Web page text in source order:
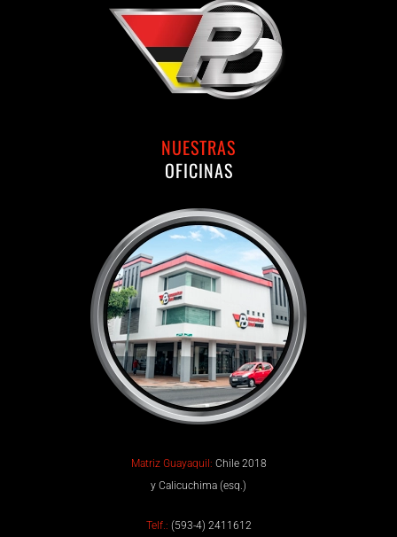
NUESTRAS
OFICINAS
Matriz Guayaquil: Chile 2018
y Calicuchima (esq.)
Telf.: (593-4) 2411612